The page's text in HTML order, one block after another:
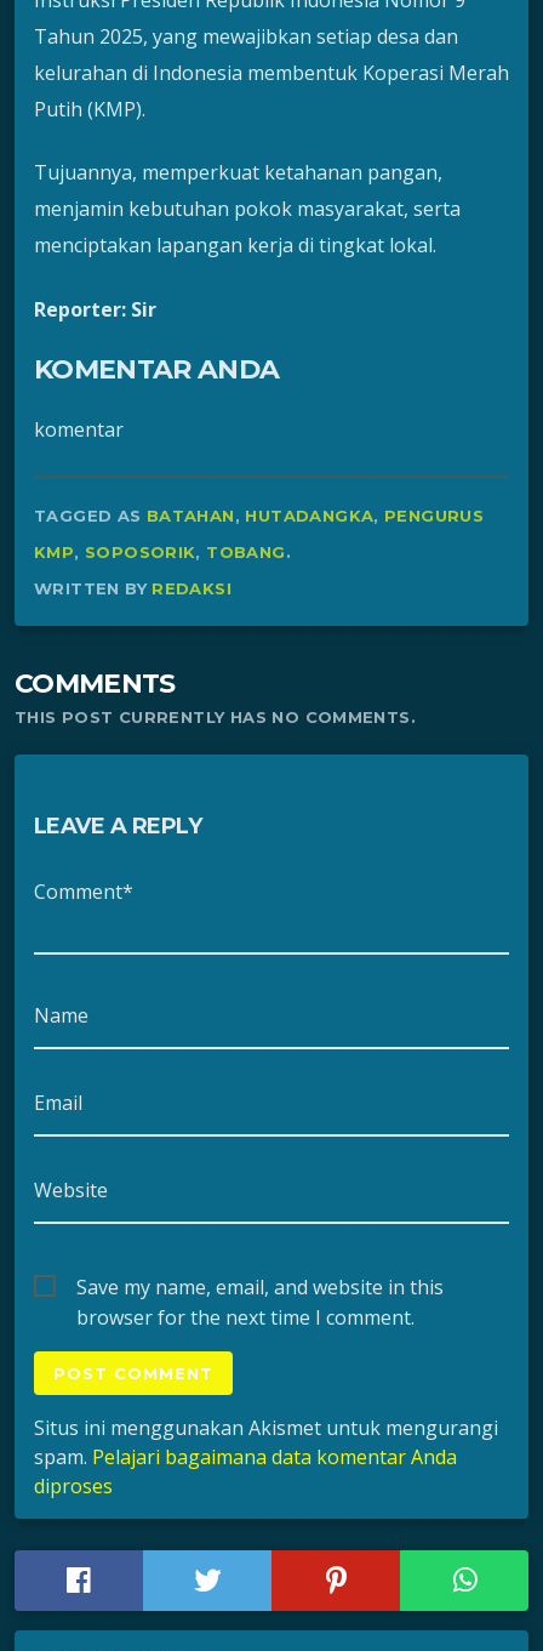
Tahun 2025, yang mewajibkan setiap desa dan
kelurahan di Indonesia membentuk Koperasi Merah
Putih (KMP).
Tujuannya, memperkuat ketahanan pangan,
menjamin kebutuhan pokok masyarakat, serta
menciptakan lapangan kerja di tingkat lokal.
Reporter: Sir
KOMENTAR ANDA
komentar
TAGGED AS BATAHAN, HUTADANGKA, PENGURUS
KMP, SOPOSORIK, TOBANG.
WRITTEN BY REDAKSI
COMMENTS
THIS POST CURRENTLY HAS NO COMMENTS.
LEAVE A REPLY
Comment*
Name
Email
Website
Save my name, email, and website in this
browser for the next time I comment.
Situs ini menggunakan Akismet untuk mengurangi
spam. Pelajari bagaimana data komentar Anda
diproses